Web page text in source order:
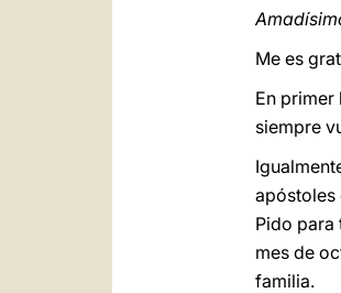
Me es
En primer
siempre
apóstoles
Pido para
mes de
familia.